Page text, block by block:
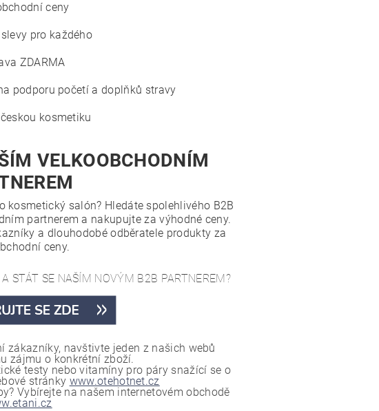
ceny
pro každého
ZDARMA
podporu početí a doplňků stravy
kosmetiku
VELKOOBCHODNÍM
kosmetický salón? Hledáte spolehlivého B2B
partnerem a nakupujte za výhodné ceny.
a dlouhodobé odběratele produkty za
ceny.
STÁT SE NAŠÍM NOVÝM B2B PARTNEREM?
zákazníky, navštivte jeden z našich webů
zájmu o konkrétní zboží.
testy nebo vitamíny pro páry snažící se o
stránky www.otehotnet.cz
Vybírejte na našem internetovém obchodě